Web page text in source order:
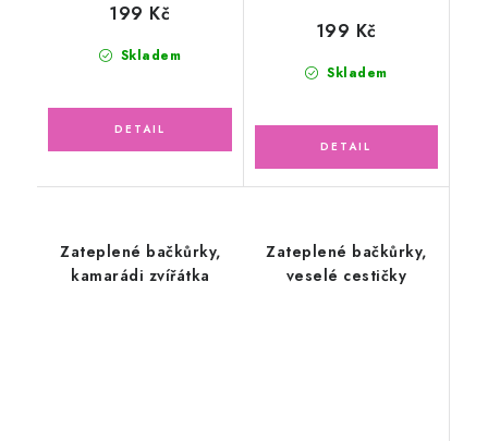
Skladem
199 Kč
Skladem
199 Kč
Zateplené bačkůrky,
kamarádi zvířátka
Zateplené bačkůrky,
veselé cestičky